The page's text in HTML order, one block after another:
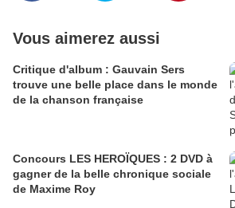
Vous aimerez aussi
Critique d'album : Gauvain Sers
trouve une belle place dans le monde
de la chanson française
Concours LES HEROÏQUES : 2 DVD à
gagner de la belle chronique sociale
de Maxime Roy